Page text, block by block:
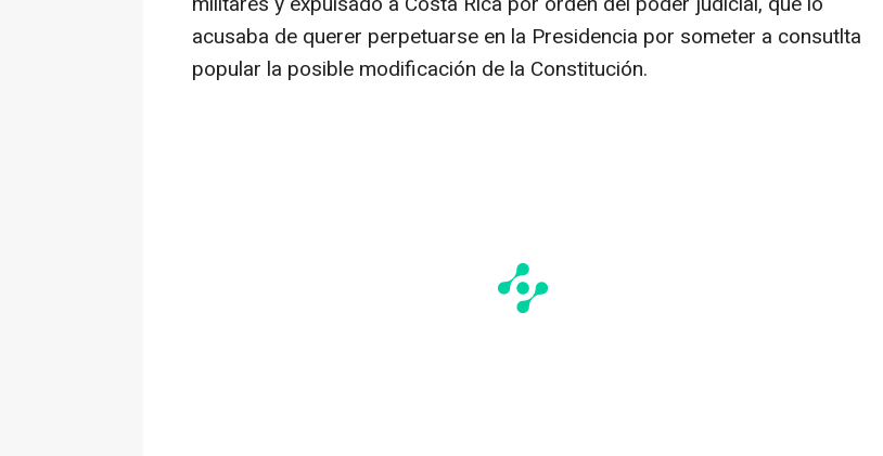
acusaba de querer perpetuarse en la Presidencia por someter a consutlta
popular la posible modificación de la Constitución.